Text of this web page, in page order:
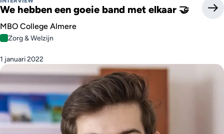
We hebben een goeie band met elkaar 🤝
MBO College Almere
Zorg & Welzijn
1 januari 2022